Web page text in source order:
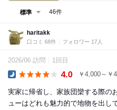
46件
haritakk
口コミ 68件 フォロワー 17人
2026/06 訪問 1回目
4.0 ￥4,000～￥
実家に帰省し、家族団欒する際の
ューはどれも魅力的で地物を出し